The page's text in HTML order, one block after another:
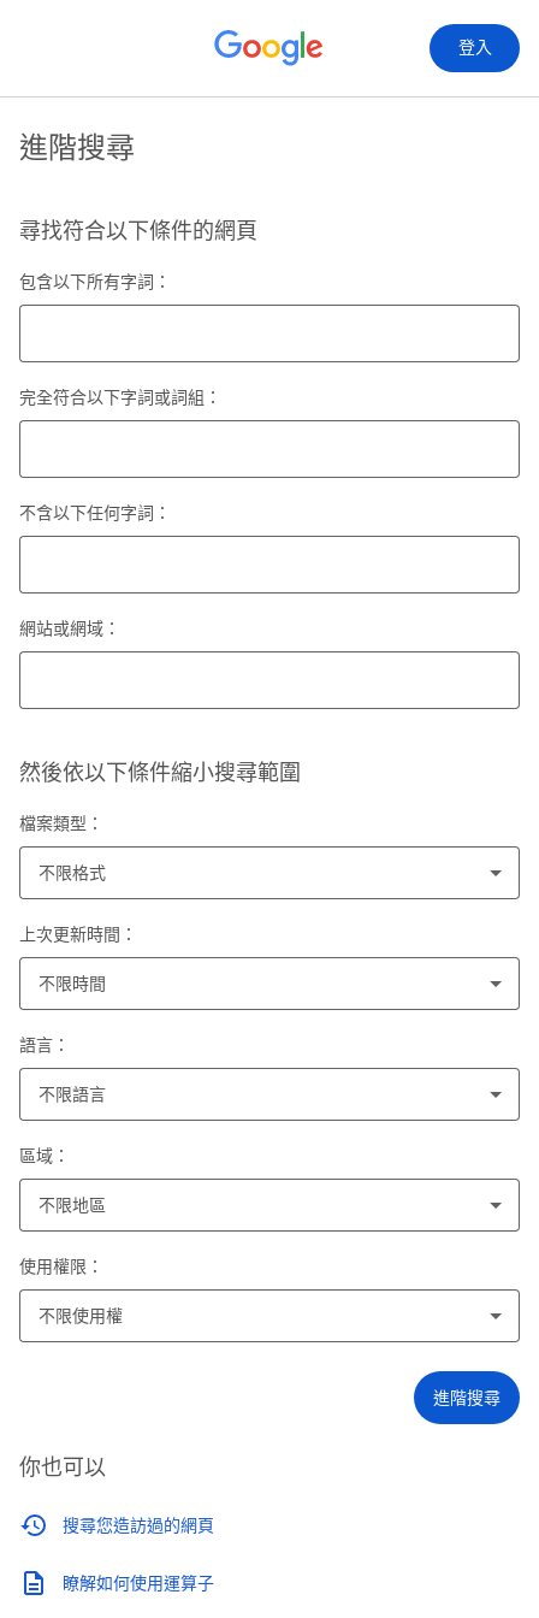
登入
進階搜尋
尋找符合以下條件的網頁
包含以下所有字詞：
完全符合以下字詞或詞組：
不含以下任何字詞：
網站或網域：
然後依以下條件縮小搜尋範圍
檔案類型：
不限格式
上次更新時間：
不限時間
語言：
不限語言
區域：
不限地區
使用權限：
不限使用權
進階搜尋
你也可以
搜尋您造訪過的網頁
瞭解如何使用運算子